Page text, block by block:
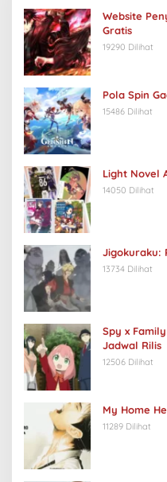
Website
Gratis
19290 Dilihat
Pola Spin
15486 Dilihat
Light Novel
14050 Dilihat
Jigokuraku:
13734 Dilihat
Spy x
Jadwal Rilis
12506 Dilihat
My Home
11289 Dilihat